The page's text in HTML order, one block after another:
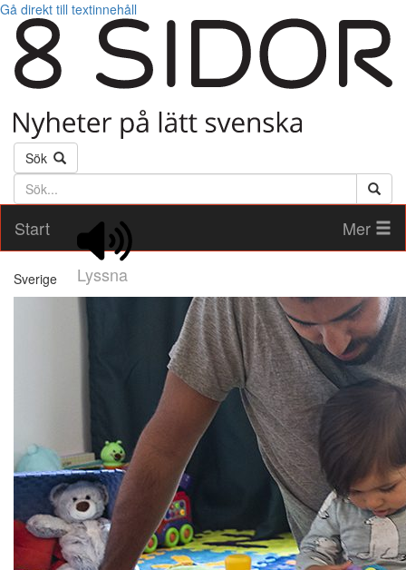
Gå direkt till textinnehåll
Sök
Söktext
Start
Lyssna
Mer
Sverige